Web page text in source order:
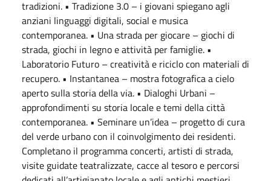
tradizioni. • Tradizione 3.0 – i giovani spiegano agli
anziani linguaggi digitali, social e musica
contemporanea. • Una strada per giocare – giochi di
strada, giochi in legno e attività per famiglie. •
Laboratorio Futuro – creatività e riciclo con materiali di
recupero. • Instantanea – mostra fotografica a cielo
aperto sulla storia della via. • Dialoghi Urbani –
approfondimenti su storia locale e temi della città
contemporanea. • Seminare un’idea – progetto di cura
del verde urbano con il coinvolgimento dei residenti.
Completano il programma concerti, artisti di strada,
visite guidate teatralizzate, cacce al tesoro e percorsi